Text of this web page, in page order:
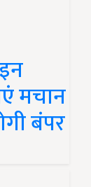
मचान
बंपर